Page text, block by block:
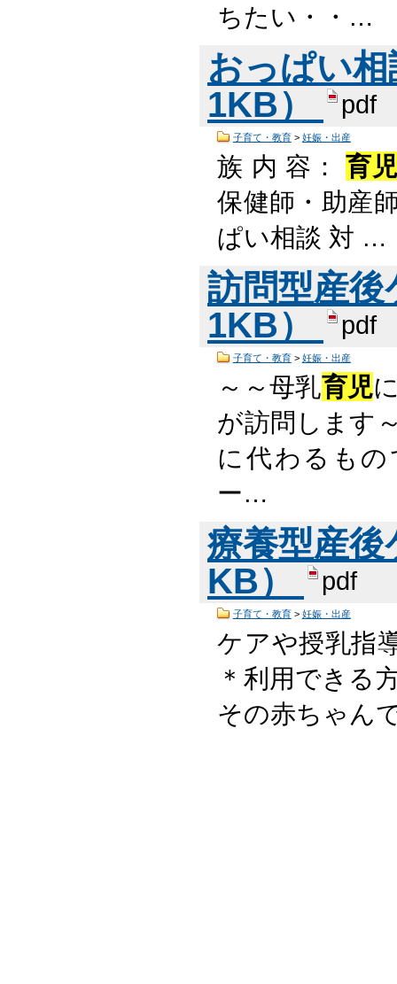
ちたい・・…
おっぱい
1KB）
pdf
子育て・教育> 妊娠・出産
族 内 容： 育
保健師・助産
ぱい相談 対 …
訪問型産後
1KB）
pdf
子育て・教育> 妊娠・出産
～～母乳育児
が訪問します
に代わるも
ー…
療養型産後
KB）
pdf
子育て・教育> 妊娠・出産
ケアや授乳指
＊利用できる
その赤ちゃん